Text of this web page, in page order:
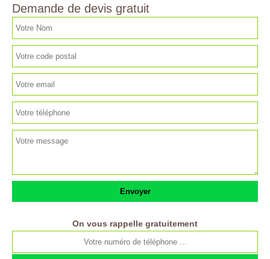
Demande de devis gratuit
On vous rappelle gratuitement